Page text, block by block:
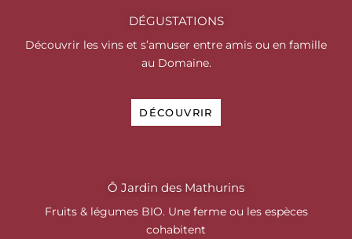
DÉGUSTATIONS
Découvrir les vins et s’amuser entre amis ou en famille
au Domaine.
DÉCOUVRIR
Ô Jardin des Mathurins
Fruits & légumes BIO. Une ferme ou les espèces
cohabitent